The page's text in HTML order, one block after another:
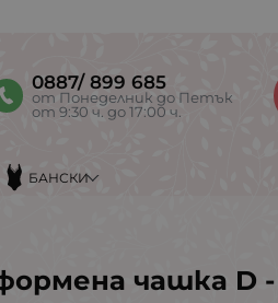
0887/ 899 685
от Понеделник до Петък
от 9:30 ч. до 17:00 ч.
БАНСКИ
чашка D -